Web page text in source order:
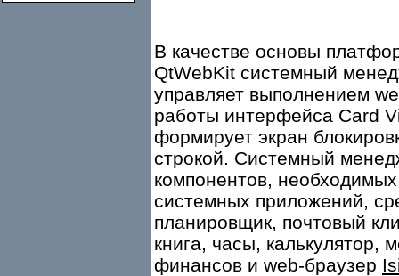
В качестве основы
QtWebKit системный
управляет выполнением
работы интерфейса Card
формирует экран
строкой. Системный
компонентов,
системных приложений,
планировщик, почтовый
книга, часы, калькулятор,
финансов и web-браузер